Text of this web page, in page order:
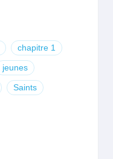
chapitre 1
jeunes
Saints